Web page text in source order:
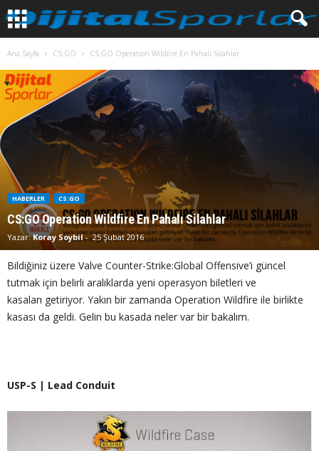
Ana Sayfa CS:GO CS:GO Operation Wildfire En Pahalı Silahlar
HABERLER CS:GO
CS:GO Operation Wildfire En Pahalı Silahlar
Yazar: Koray Soybil- 25 Şubat 2016
Bildiğiniz üzere Valve Counter-Strike:Global Offensive’i güncel
tutmak için belirli aralıklarda yeni operasyon biletleri ve
kasaları getiriyor. Yakın bir zamanda Operation Wildfire ile birlikte
kasası da geldi. Gelin bu kasada neler var bir bakalım.
USP-S | Lead Conduit